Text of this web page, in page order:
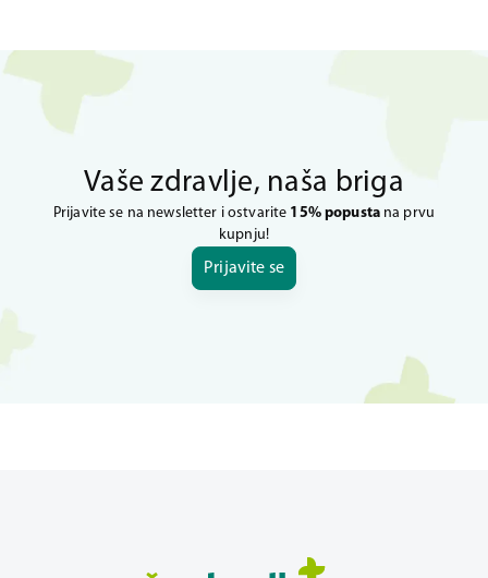
Vaše zdravlje, naša briga
Prijavite se na newsletter i ostvarite 15% popustana prvu
kupnju!
Prijavite se